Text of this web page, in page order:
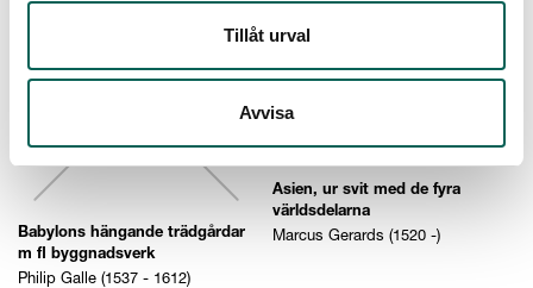
Tillåt urval
Avvisa
Asien, ur svit med de fyra
världsdelarna
Marcus Gerards (1520 -)
Babylons hängande trädgårdar
m fl byggnadsverk
Philip Galle (1537 - 1612)